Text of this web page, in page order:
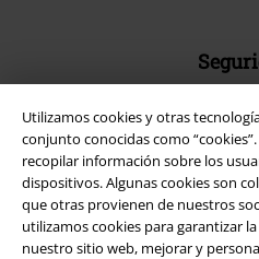
Utilizamos cookies y otras
conjunto conocidas como
recopilar información sobre los
dispositivos. Algunas cookies son
que otras provienen de nuestros
utilizamos cookies para garantizar
nuestro sitio web, mejorar y